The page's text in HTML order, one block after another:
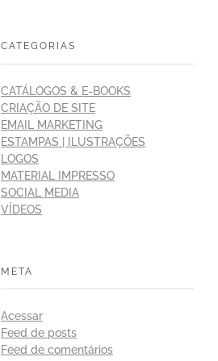
CATEGORIAS
CATÁLOGOS & E-BOOKS
CRIAÇÃO DE SITE
EMAIL MARKETING
ESTAMPAS | ILUSTRAÇÕES
LOGOS
MATERIAL IMPRESSO
SOCIAL MEDIA
VÍDEOS
META
Acessar
Feed de posts
Feed de comentários